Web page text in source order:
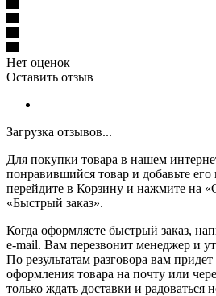
Нет оценок
Оставить отзыв
Загрузка отзывов...
Для покупки товара в нашем
понравившийся товар и добавьте его
перейдите в Корзину и нажмите на
«Быстрый заказ».
Когда оформляете быстрый заказ,
e-mail. Вам перезвонит менеджер и
По результатам разговора вам
оформления товара на почту или
только ждать доставки и радоваться